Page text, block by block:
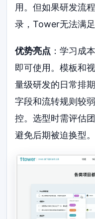
用。但如果研发流
录，Tower无法满足
优势亮点 ：学习成
即可使用。模板和
量级研发的日常排
字段和流转规则较
控。选型时需评估
避免后期被迫换型。